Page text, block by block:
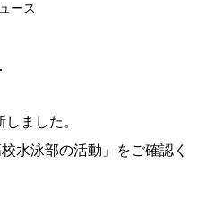
ース
しました。
水泳部の活動」をご確認く